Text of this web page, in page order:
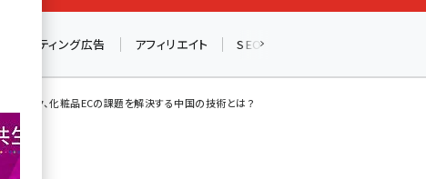
yahoo (1898)
リスティング広告 アフィリエイト SEO
想メイク、化粧品ECの課題を解決する中国の技術とは？